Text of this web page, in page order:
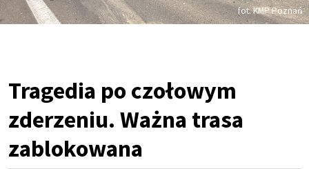
fot. KMP Poznań
Tragedia po czołowym
zderzeniu. Ważna trasa
zablokowana